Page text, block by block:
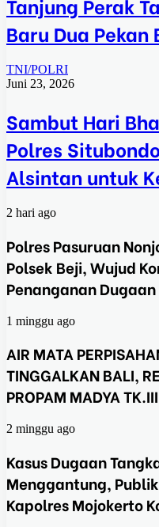
Baru Dua
TNI/POLRI
Juni 23, 2026
Sambut Hari
Polres
Alsintan untuk
2 hari ago
Polres Pasuruan
Polsek Beji, Wujud
Penanganan
1 minggu ago
AIR MATA
TINGGALKAN BALI,
PROPAM MADYA
2 minggu ago
Kasus Dugaan
Menggantung,
Kapolres Mojokerto